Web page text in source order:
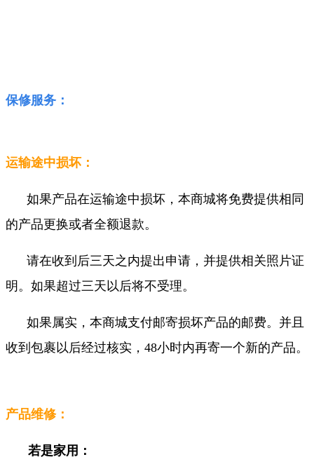
保修服务：
运输途中损坏：
如果产品在运输途中损坏，本商城将免费提供相同
的产品更换或者全额退款。
请在收到后三天之内提出申请，并提供相关照片证
明。如果超过三天以后将不受理。
如果属实，本商城支付邮寄损坏产品的邮费。并且
收到包裹以后经过核实，48小时内再寄一个新的产品。
产品维修：
若是家用：